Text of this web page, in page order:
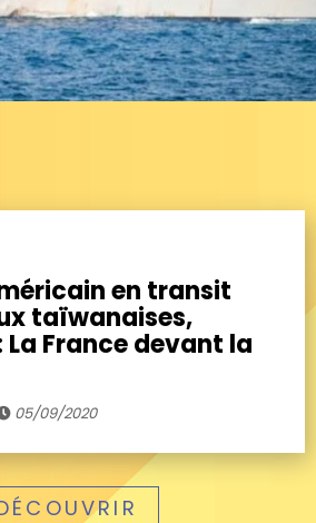
en transit
taïwanaises,
France devant la
05/09/2020